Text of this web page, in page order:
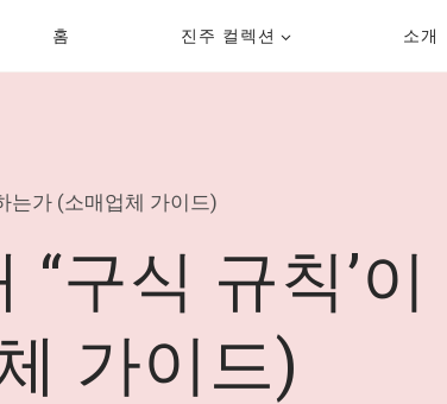
홈 진주 컬렉션 소개
는가 (소매업체 가이드)
구식 규칙’
가이드)